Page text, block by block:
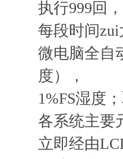
执行999回，
每段时间zui
微电脑全自
度），
1%FS湿度
各系统主要
立即经由